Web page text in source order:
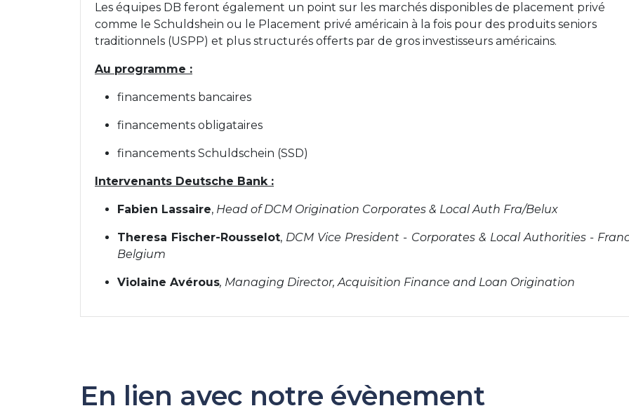
Les équipes DB feront également un point sur les marchés disponibles de placement privé
comme le Schuldshein ou le Placement privé américain à la fois pour des produits seniors
traditionnels (USPP) et plus structurés offerts par de gros investisseurs américains.
Au programme :
financements bancaires
financements obligataires
financements Schuldschein (SSD)
Intervenants Deutsche Bank :
Fabien Lassaire, Head of DCM Origination Corporates & Local Auth Fra/Belux
Theresa Fischer-Rousselot, DCM Vice President - Corporates & Local Authorities -
Belgium
Violaine Avérous, Managing Director, Acquisition Finance and Loan Origination
En lien avec notre évènement